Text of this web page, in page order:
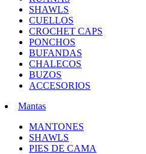
SHAWLS
CUELLOS
CROCHET CAPS
PONCHOS
BUFANDAS
CHALECOS
BUZOS
ACCESORIOS
Mantas
MANTONES
SHAWLS
PIES DE CAMA